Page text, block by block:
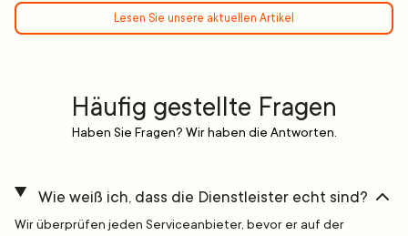
Lesen Sie unsere aktuellen Artikel
Häufig gestellte Fragen
Haben Sie Fragen? Wir haben die Antworten.
Wie weiß ich, dass die Dienstleister echt sind?
Wir überprüfen jeden Serviceanbieter, bevor er auf der